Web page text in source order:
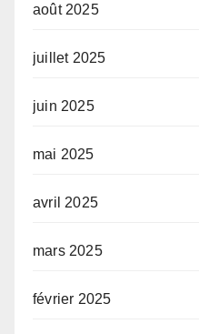
août 2025
juillet 2025
juin 2025
mai 2025
avril 2025
mars 2025
février 2025